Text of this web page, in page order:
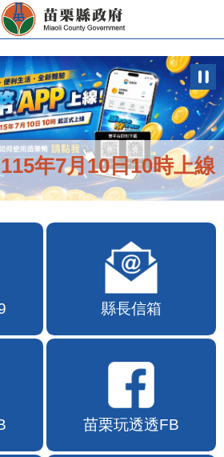
2.0自即日起啟用
縣長信箱
苗栗玩透透FB